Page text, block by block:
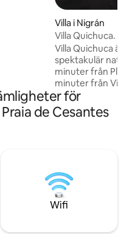
Villa i Nigrán
Villa Quichuca.
Villa Quichuca är
spektakulär
minuter från
minuter från Vigo
Missa inte ljuset 2025. I boendet,
m2, kommer du
bekvämligheter
för att njuta av
för
de Cesantes
Wifi